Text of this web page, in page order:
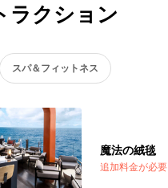
ラクション
スパ＆フィットネス
魔法の絨毯
追加料金が必要